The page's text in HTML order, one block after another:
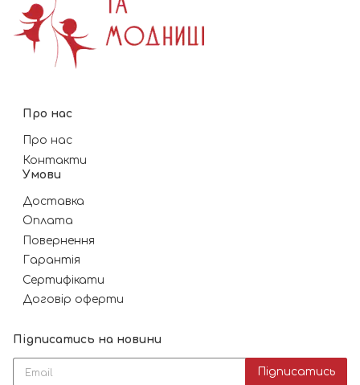
Про нас
Про нас
Контакти
Умови
Доставка
Оплата
Повернення
Гарантія
Сертифікати
Договір оферти
Підписатись на новини
Підписатись